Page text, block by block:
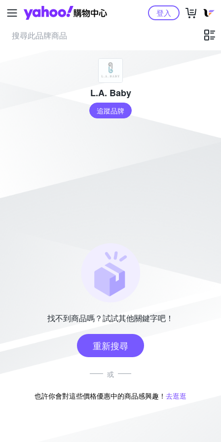
Yahoo購物中心登入
L.A. Baby
追蹤品牌
找不到商品嗎？試試其他關鍵字吧！
重新搜尋
或
也許你會對這些價格優惠中的商品感興趣！ 去逛逛